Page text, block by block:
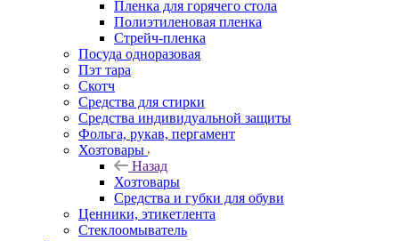
Пленка для горячего стола
Полиэтиленовая пленка
Стрейч-пленка
Посуда одноразовая
Пэт тара
Скотч
Средства для стирки
Средства индивидуальной защиты
Фольга, рукав, пергамент
Хозтовары
Назад
Хозтовары
Средства и губки для обуви
Ценники, этикетлента
Стеклоомыватель